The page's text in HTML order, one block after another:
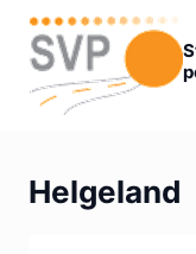
Hopp
innhold
Helgeland